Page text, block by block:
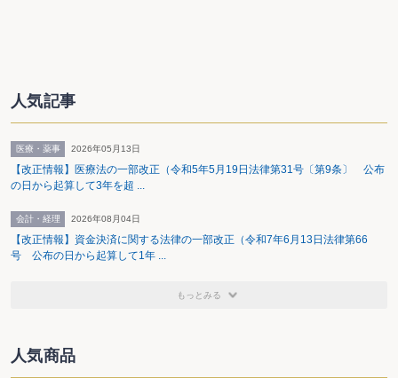
人気記事
医療・薬事 2026年05月13日
【改正情報】医療法の一部改正（令和5年5月19日法律第31号〔第9条〕 公布
の日から起算して3年を超 ...
会計・経理 2026年08月04日
【改正情報】資金決済に関する法律の一部改正（令和7年6月13日法律第66
号 公布の日から起算して1年 ...
もっとみる
人気商品